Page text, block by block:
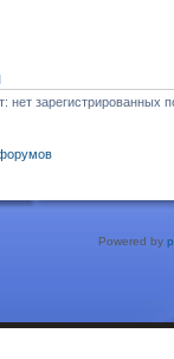
зарегистрированных
Powered by